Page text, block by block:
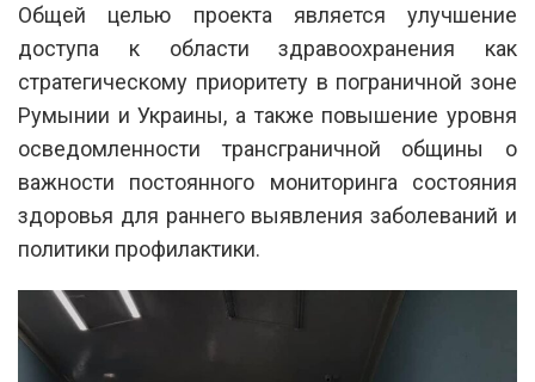
Общей целью проекта является улучшение
доступа к области здравоохранения как
стратегическому приоритету в пограничной зоне
Румынии и Украины, а также повышение уровня
осведомленности трансграничной общины о
важности постоянного мониторинга состояния
здоровья для раннего выявления заболеваний и
политики профилактики.